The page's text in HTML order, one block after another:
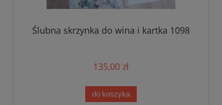
Ślubna skrzynka do wina i kartka 1098
135,00 zł
do koszyka